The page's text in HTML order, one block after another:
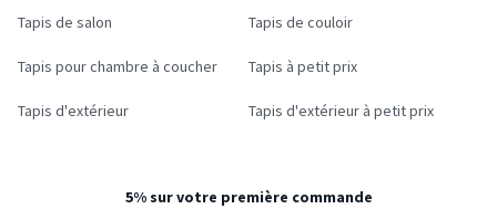
Tapis de salon Tapis de couloir
Tapis pour chambre à coucher Tapis à petit prix
Tapis d'extérieur Tapis d'extérieur à petit prix
5% sur votre première commande